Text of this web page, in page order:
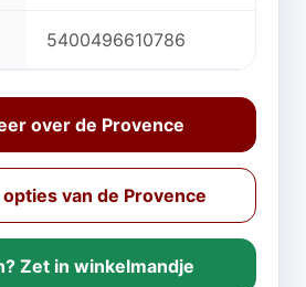
5400496610786
over de Provence
van de Provence
Zet in winkelmandje